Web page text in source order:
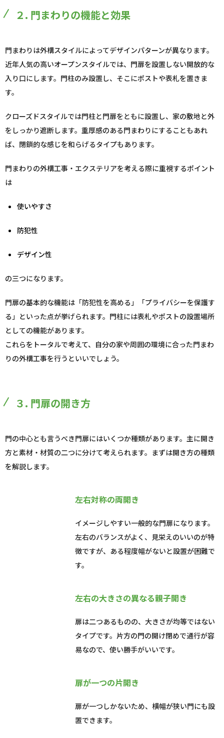
２. 門まわりの機能と効果
門まわりは外構スタイルによってデザインパターンが異なります。
近年人気の高いオープンスタイルでは、門扉を設置しない開放的な
入り口にします。門柱のみ設置し、そこにポストや表札を置きま
す。
クローズドスタイルでは門柱と門扉をともに設置し、家の敷地と外
をしっかり遮断します。重厚感のある門まわりにすることもあれ
ば、閉鎖的な感じを和らげるタイプもあります。
門まわりの外構工事・エクステリアを考える際に重視するポイント
は
使いやすさ
防犯性
デザイン性
の三つになります。
門扉の基本的な機能は「防犯性を高める」「プライバシーを保護す
る」といった点が挙げられます。門柱には表札やポストの設置場所
としての機能があります。
これらをトータルで考えて、自分の家や周囲の環境に合った門まわ
りの外構工事を行うといいでしょう。
３. 門扉の開き方
門の中心とも言うべき門扉にはいくつか種類があります。主に開き
方と素材・材質の二つに分けて考えられます。まずは開き方の種類
を解説します。
左右対称の両開き
イメージしやすい一般的な門扉になります。
左右のバランスがよく、見栄えのいいのが特
徴ですが、ある程度幅がないと設置が困難で
す。
左右の大きさの異なる親子開き
扉は二つあるものの、大きさが均等ではない
タイプです。片方の門の開け閉めで通行が容
易なので、使い勝手がいいです。
扉が一つの片開き
扉が一つしかないため、横幅が狭い門にも設
置できます。